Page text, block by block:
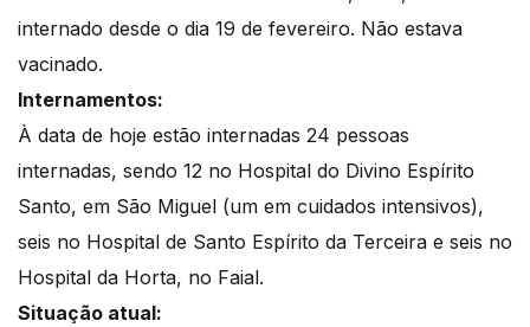
internado desde o dia 19 de fevereiro. Não estava
vacinado.
Internamentos:
À data de hoje estão internadas 24 pessoas
internadas, sendo 12 no Hospital do Divino Espírito
Santo, em São Miguel (um em cuidados intensivos),
seis no Hospital de Santo Espírito da Terceira e seis no
Hospital da Horta, no Faial.
Situação atual: